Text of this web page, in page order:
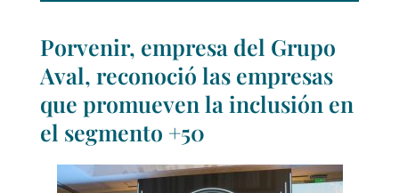
Porvenir, empresa del Grupo
Aval, reconoció las empresas
que promueven la inclusión en
el segmento +50